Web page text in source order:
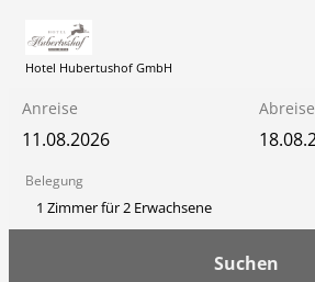
Anreise Abreise
Belegung
1 Zimmerfür2 Erwachsene
Suchen
Hotel Hubertushof GmbH